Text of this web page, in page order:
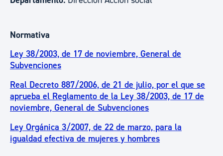
Normativa
Ley 38/2003, de 17 de noviembre, General de
Subvenciones
Real Decreto 887/2006, de 21 de julio, por el que se
aprueba el Reglamento de la Ley 38/2003, de 17 de
noviembre, General de Subvenciones
Ley Orgánica 3/2007, de 22 de marzo, para la
igualdad efectiva de mujeres y hombres